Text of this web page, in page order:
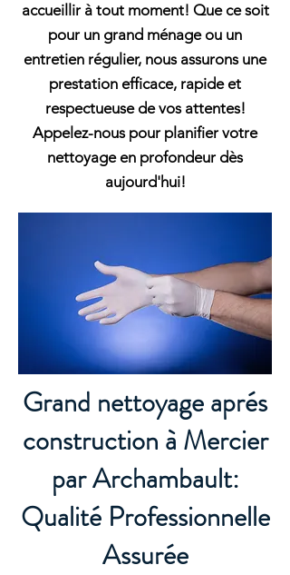
accueillir à tout moment! Que ce soit
pour un grand ménage ou un
entretien régulier, nous assurons une
prestation efficace, rapide et
respectueuse de vos attentes!
Appelez-nous pour planifier votre
nettoyage en profondeur dès
aujourd'hui!
Grand nettoyage aprés
construction à Mercier
par Archambault:
Qualité Professionnelle
Assurée